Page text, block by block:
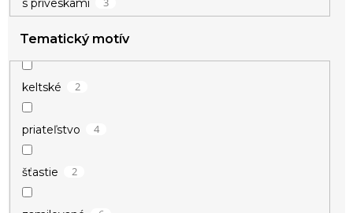
s príveskami
Tematický motív
keltské 2
priateľstvo 4
šťastie 2